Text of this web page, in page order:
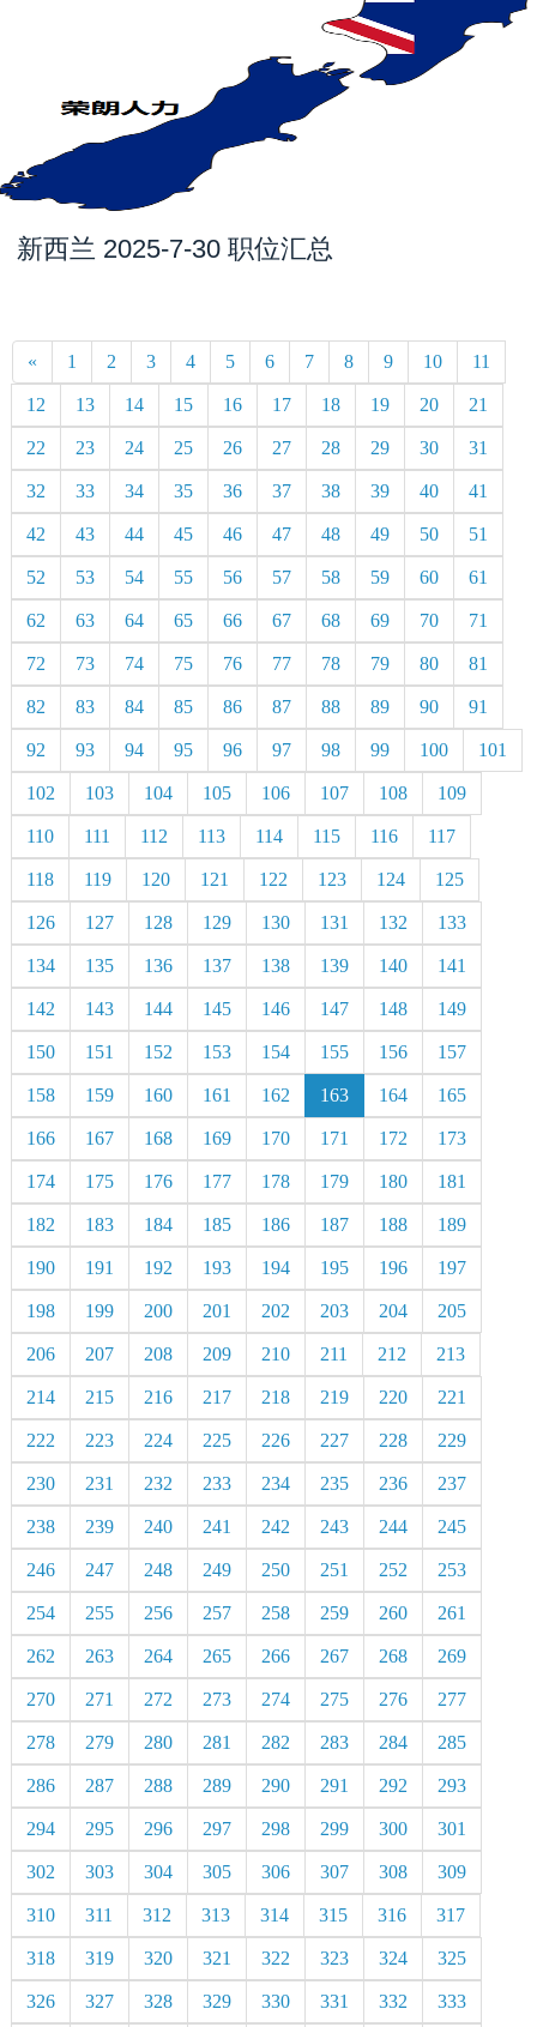
新西兰 2025-7-30 职位汇总
« 1 2 3 4 5 6 7 8 9 10 11
12 13 14 15 16 17 18 19 20 21
22 23 24 25 26 27 28 29 30 31
32 33 34 35 36 37 38 39 40 41
42 43 44 45 46 47 48 49 50 51
52 53 54 55 56 57 58 59 60 61
62 63 64 65 66 67 68 69 70 71
72 73 74 75 76 77 78 79 80 81
82 83 84 85 86 87 88 89 90 91
92 93 94 95 96 97 98 99 100 101
102 103 104 105 106 107 108 109
110 111 112 113 114 115 116 117
118 119 120 121 122 123 124 125
126 127 128 129 130 131 132 133
134 135 136 137 138 139 140 141
142 143 144 145 146 147 148 149
150 151 152 153 154 155 156 157
158 159 160 161 162 163 164 165
166 167 168 169 170 171 172 173
174 175 176 177 178 179 180 181
182 183 184 185 186 187 188 189
190 191 192 193 194 195 196 197
198 199 200 201 202 203 204 205
206 207 208 209 210 211 212 213
214 215 216 217 218 219 220 221
222 223 224 225 226 227 228 229
230 231 232 233 234 235 236 237
238 239 240 241 242 243 244 245
246 247 248 249 250 251 252 253
254 255 256 257 258 259 260 261
262 263 264 265 266 267 268 269
270 271 272 273 274 275 276 277
278 279 280 281 282 283 284 285
286 287 288 289 290 291 292 293
294 295 296 297 298 299 300 301
302 303 304 305 306 307 308 309
310 311 312 313 314 315 316 317
318 319 320 321 322 323 324 325
326 327 328 329 330 331 332 333